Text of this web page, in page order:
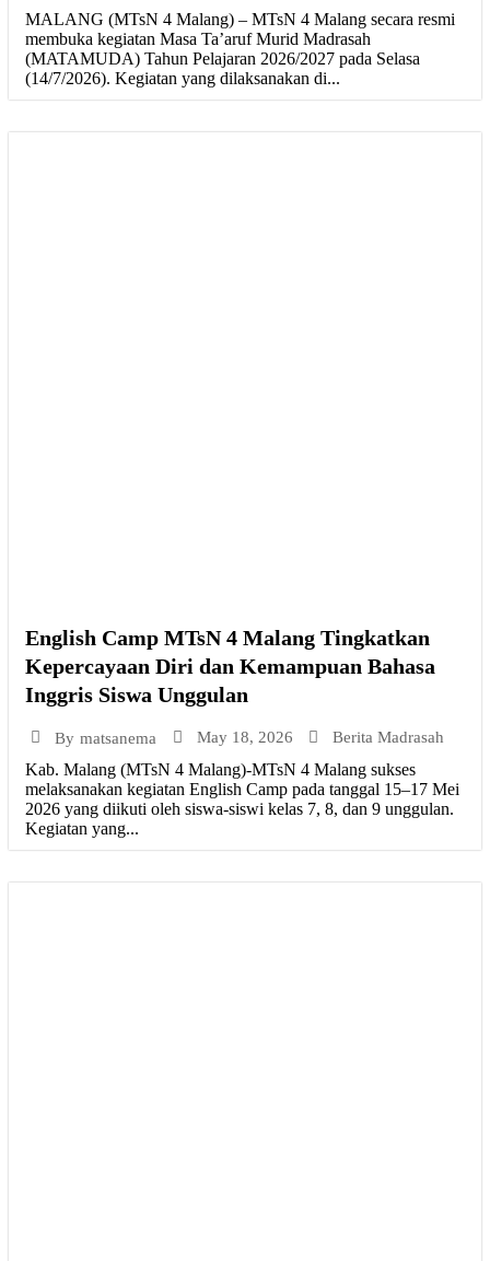
MALANG (MTsN 4 Malang) – MTsN 4 Malang secara resmi
membuka kegiatan Masa Ta’aruf Murid Madrasah
(MATAMUDA) Tahun Pelajaran 2026/2027 pada Selasa
(14/7/2026). Kegiatan yang dilaksanakan di...
English Camp MTsN 4 Malang Tingkatkan
Kepercayaan Diri dan Kemampuan Bahasa
Inggris Siswa Unggulan
By matsanema May 18, 2026 Berita Madrasah
Kab. Malang (MTsN 4 Malang)-MTsN 4 Malang sukses
melaksanakan kegiatan English Camp pada tanggal 15–17 Mei
2026 yang diikuti oleh siswa-siswi kelas 7, 8, dan 9 unggulan.
Kegiatan yang...